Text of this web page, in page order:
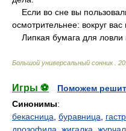
Если во сне вы
осмотрительнее: вокруг вас
Липкая бумага для ловли
Большой универсальный сонник
Игры ⚽
Поможем
Синонимы:
бекасница буравница